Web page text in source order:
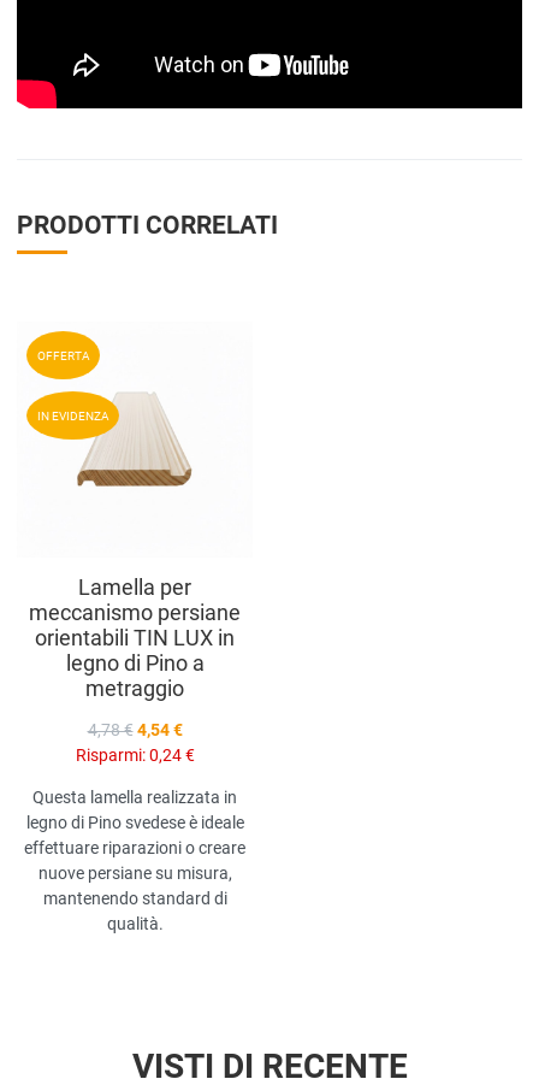
PRODOTTI CORRELATI
OFFERTA
IN EVIDENZA
Lamella per
meccanismo persiane
orientabili TIN LUX in
legno di Pino a
metraggio
4,78 € 4,54 €
Risparmi:0,24 €
Questa lamella realizzata in
legno di Pino svedese è ideale
effettuare riparazioni o creare
nuove persiane su misura,
mantenendo standard di
qualità.
VISTI DI RECENTE